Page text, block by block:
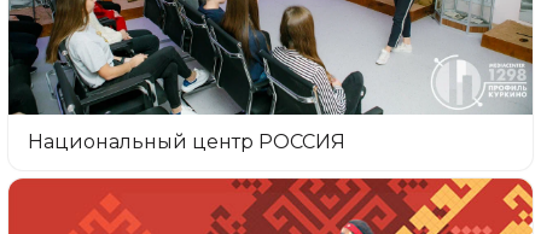
Национальный центр РОССИЯ